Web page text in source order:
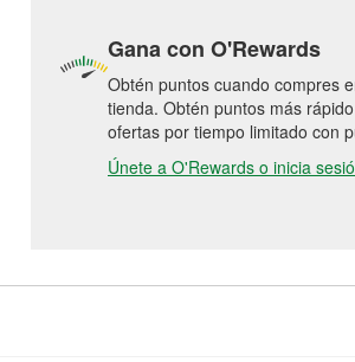
Gana con O'Rewards
Obtén puntos cuando compres
tienda. Obtén puntos más
ofertas por tiempo limitado con
Únete a O'Rewards o inicia